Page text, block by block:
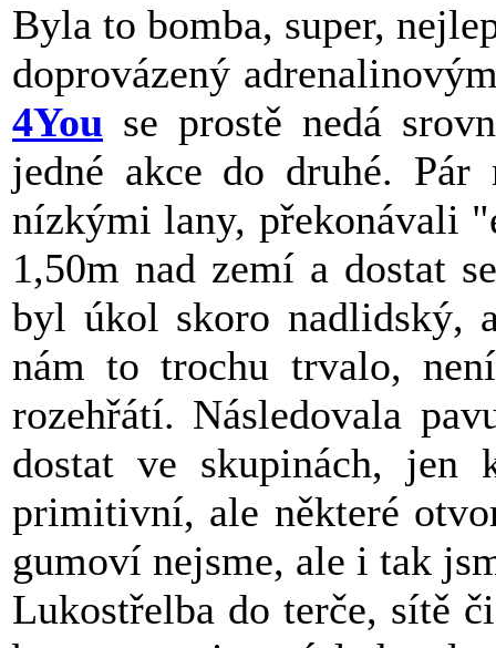
Byla to bomba, super,
doprovázený
4You se prostě nedá
jedné akce do druhé.
nízkými lany, překonávali
1,50m nad zemí a dostat
byl úkol skoro nadlidský,
nám to trochu trvalo,
rozehřátí. Následovala
dostat ve skupinách, jen
primitivní, ale některé
gumoví nejsme, ale i tak
Lukostřelba do terče, sítě